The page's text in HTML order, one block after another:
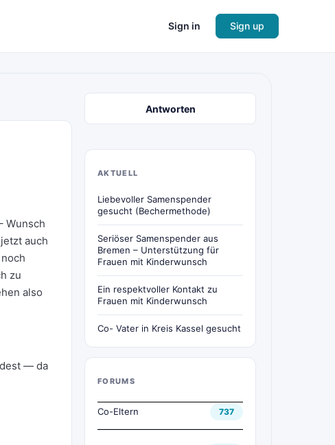
Sign in Sign up
Wunsch
auch
zu
also
— da
Antworten
AKTUELL
Liebevoller Samenspender
gesucht (Bechermethode)
Seriöser Samenspender aus
Bremen – Unterstützung für
Frauen mit Kinderwunsch
Ein respektvoller Kontakt zu
Frauen mit Kinderwunsch
Co- Vater in Kreis Kassel gesucht
FORUMS
Co-Eltern 737